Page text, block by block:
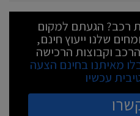
רכב? הגעתם למקום
שלנו ייעוץ חינם,
וקבוצות הרכישה
מאיתנו בחינם הצעה
עכשיו